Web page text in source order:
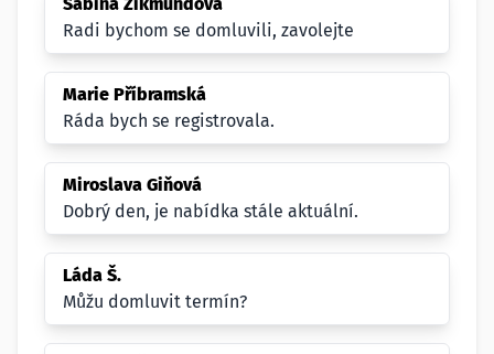
Radi bychom se domluvili, zavolejte
Marie Příbramská
Ráda bych se registrovala.
Miroslava Giňová
Dobrý den, je nabídka stále aktuální.
Láda Š.
Můžu domluvit termín?